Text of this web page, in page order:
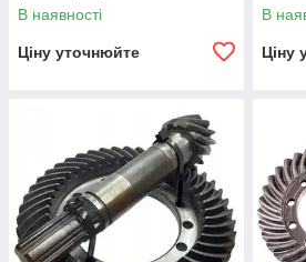
В наявності
Ціну уточнюйте
В
Ціну